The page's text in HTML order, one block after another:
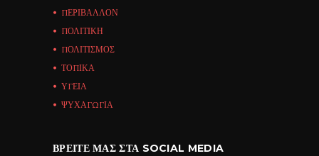
ΠΕΡΙΒΑΛΛΟΝ
ΠΟΛΙΤΙΚΗ
ΠΟΛΙΤΙΣΜΟΣ
ΤΟΠΙΚΑ
ΥΓΕΙΑ
ΨΥΧΑΓΩΓΙΑ
ΒΡΕΊΤΕ ΜΑΣ ΣΤΑ SOCIAL MEDIA